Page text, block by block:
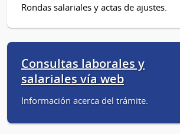
Rondas salariales y actas de ajustes.
Consultas laborales y
salariales vía web
Información acerca del trámite.